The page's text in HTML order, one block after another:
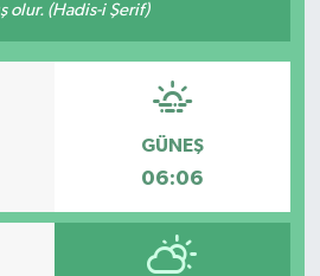
olur. (Hadis-i Şerif)
GÜNEŞ
06:06